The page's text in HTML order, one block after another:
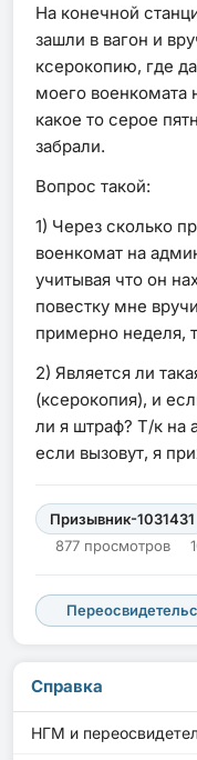
На конечной
зашли в вагон и
ксерокопию, где
моего военкомата
какое то серое
забрали.
Вопрос такой:
1) Через сколько
военкомат на
учитывая что он
повестку мне
примерно неделя,
2) Является ли
(ксерокопия), и
ли я штраф? Т/к на
если вызовут, я
Призывник-1031431
877 просмотров
Справка
НГМ и